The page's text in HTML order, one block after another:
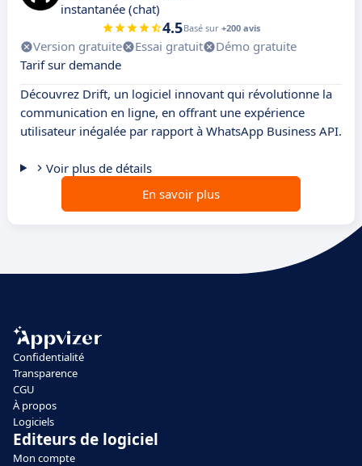
instantanée (chat)
4.5Basé sur +200 avis
Version gratuite Essai gratuit
Démo gratuite
Tarif sur demande
Découvrez Drift, un logiciel innovant qui révolutionne la
communication en ligne, en offrant une expérience
utilisateur inégalée par rapport à WhatsApp Business API.
Voir plus de détails
En savoir plus
Confidentialité
Transparence
CGU
À propos
Logiciels
Editeurs de logiciel
Mon compte